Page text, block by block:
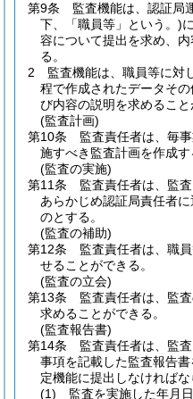
第9条
監査機能は、認証局
下、「職員等」という。)
容について提出を求め、
る。
2
監査機能は、職員等に対
程で作成されたデータそ
び内容の説明を求めること
(監査計画)
第10条
監査責任者は、毎
施すべき監査計画を作成す
(監査の実施)
第11条
監査責任者は、監
あらかじめ認証局責任者
のとする。
(監査の補助)
第12条
監査責任者は、職
せることができる。
(監査の立会)
第13条
監査責任者は、監
求めることができる。
(監査報告書)
第14条
監査責任者は、監
事項を記載した監査報告
定機能に提出しなければな
(1)
監査を実施した年月日